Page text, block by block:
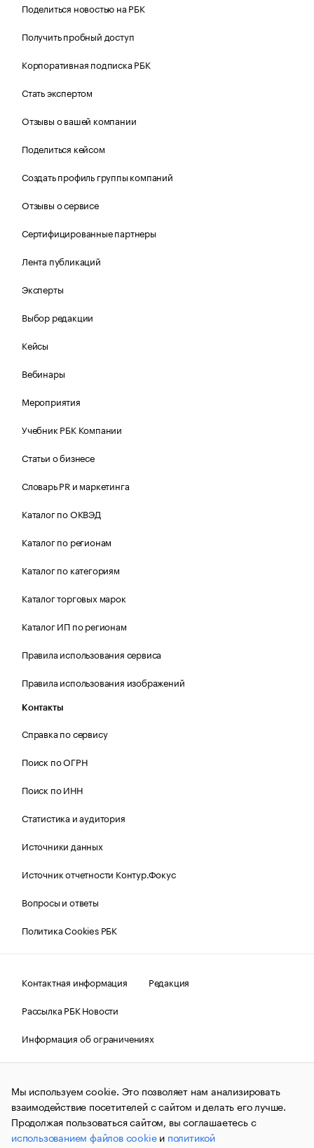
Поделиться новостью на РБК
Получить пробный доступ
Корпоративная подписка РБК
Стать экспертом
Отзывы о вашей компании
Поделиться кейсом
Создать профиль группы компаний
Отзывы о сервисе
Сертифицированные партнеры
Лента публикаций
Эксперты
Выбор редакции
Кейсы
Вебинары
Мероприятия
Учебник РБК Компании
Статьи о бизнесе
Словарь PR и маркетинга
Каталог по ОКВЭД
Каталог по регионам
Каталог по категориям
Каталог торговых марок
Каталог ИП по регионам
Правила использования сервиса
Правила использования изображений
Контакты
Справка по сервису
Поиск по ОГРН
Поиск по ИНН
Статистика и аудитория
Источники данных
Источник отчетности Контур.Фокус
Вопросы и ответы
Политика Cookies РБК
Контактная информация
Редакция
Рассылка РБК Новости
Информация об ограничениях
Правовая информация
О соблюдении авторских прав
© АО «РОСБИЗНЕСКОНСАЛТИНГ»,1995–2026.Сообщения
и материалы информационного агентства «РБК»
(зарегистрировано Федеральной службой по надзору в сфере
связи, информационных технологий и массовых
коммуникаций (Роскомнадзор) 09.12.2015 за номером ИА
Мы используем cookie. Это позволяет нам анализировать
взаимодействие посетителей с сайтом и делать его лучше.
Продолжая пользоваться сайтом, вы соглашаетесь с
использованием файлов cookieи политикой